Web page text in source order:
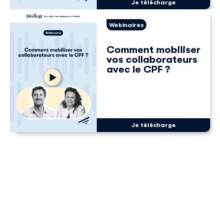
Je télécharge
Webinaires
Comment mobiliser
vos collaborateurs
avec le CPF ?
Je télécharge